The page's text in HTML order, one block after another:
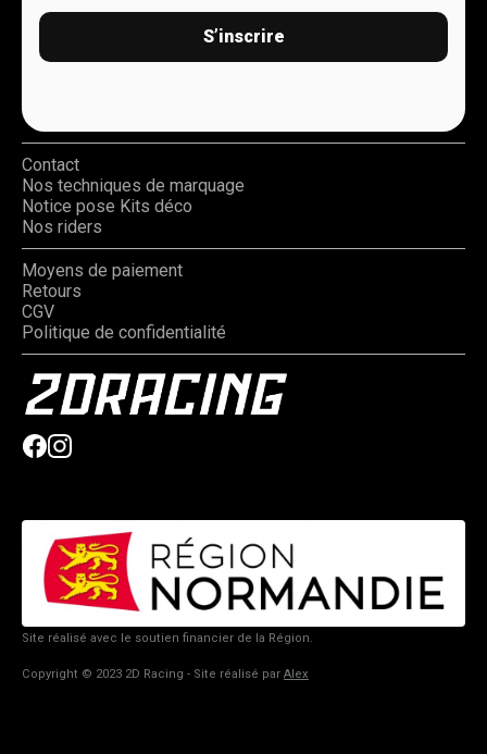
S’inscrire
Contact
Nos techniques de marquage
Notice pose Kits déco
Nos riders
Moyens de paiement
Retours
CGV
Politique de confidentialité
Site réalisé avec le soutien financier de la Région.
Copyright © 2023 2D Racing - Site réalisé par Alex